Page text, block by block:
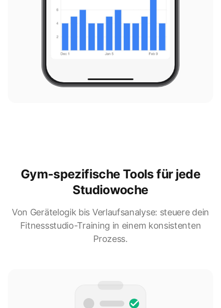
Gym-spezifische Tools für jede
Studiowoche
Von Gerätelogik bis Verlaufsanalyse: steuere dein
Fitnessstudio-Training in einem konsistenten
Prozess.